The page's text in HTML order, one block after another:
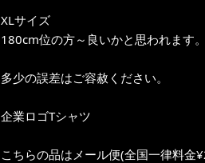
XLサイズ
180cm位の方～良いかと思われます
多少の誤差はご容赦ください。
企業ロゴTシャツ
こちらの品はメール便(全国一律料金